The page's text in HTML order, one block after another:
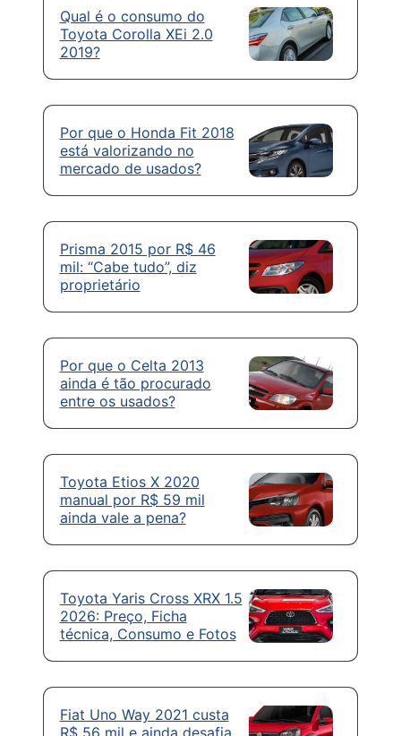
Qual é o consumo do
Toyota Corolla XEi 2.0
2019?
Por que o Honda Fit 2018
está valorizando no
mercado de usados?
Prisma 2015 por R$ 46
mil: “Cabe tudo”, diz
proprietário
Por que o Celta 2013
ainda é tão procurado
entre os usados?
Toyota Etios X 2020
manual por R$ 59 mil
ainda vale a pena?
Toyota Yaris Cross XRX 1.5
2026: Preço, Ficha
técnica, Consumo e Fotos
Fiat Uno Way 2021 custa
R$ 56 mil e ainda desafia